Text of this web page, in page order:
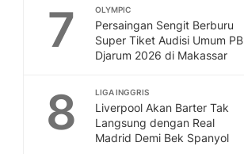
7 OLYMPIC
Persaingan Sengit Berburu
Super Tiket Audisi Umum PB
Djarum 2026 di Makassar
8 LIGA INGGRIS
Liverpool Akan Barter Tak
Langsung dengan Real
Madrid Demi Bek Spanyol